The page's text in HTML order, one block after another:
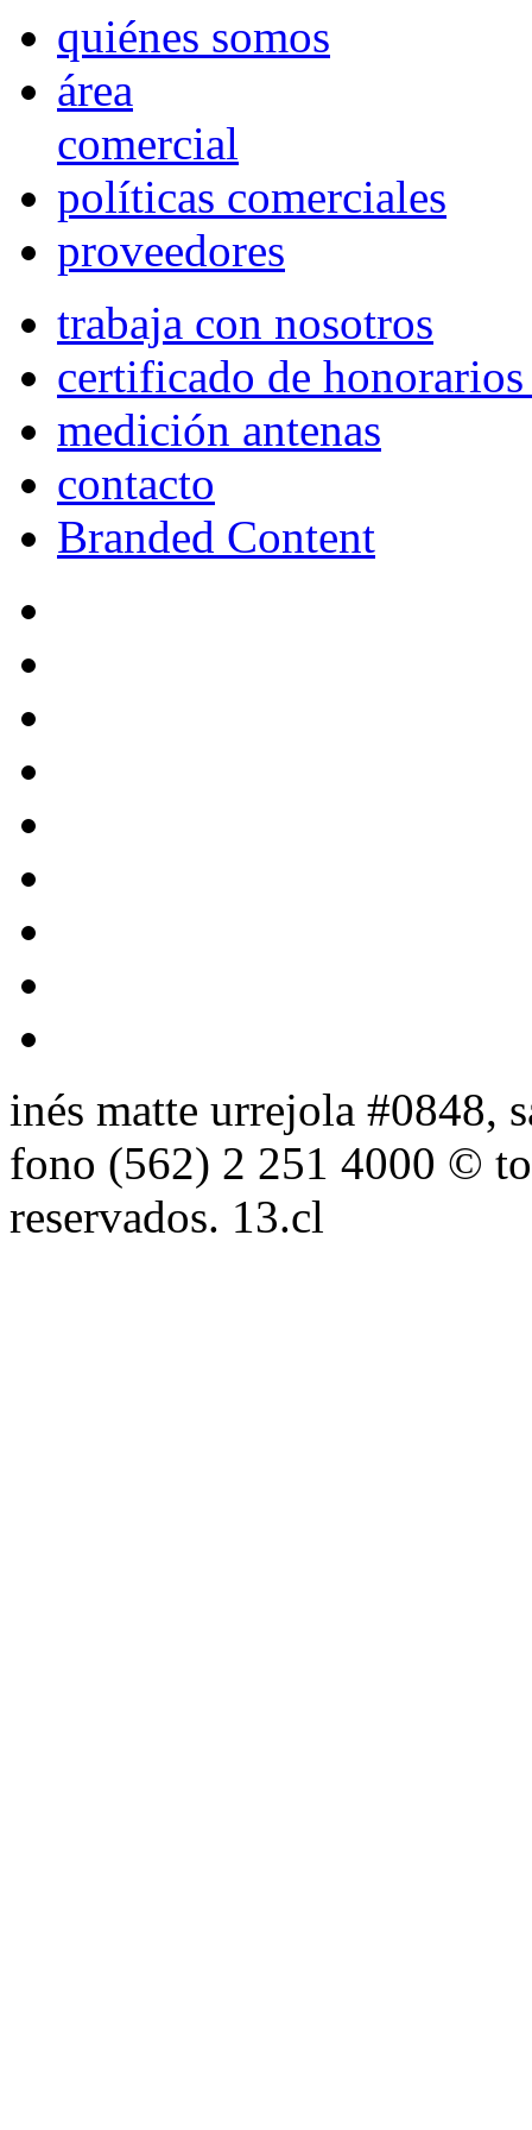
quiénes somos
área
comercial
políticas comerciales
proveedores
trabaja con nosotros
certificado de
medición antenas
contacto
Branded Content
inés matte urrejola #0848,
fono (562) 2 251 4000 ©
reservados. 13.cl